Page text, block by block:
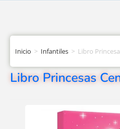
Inicio > Infantiles > Libro
Libro Princesas